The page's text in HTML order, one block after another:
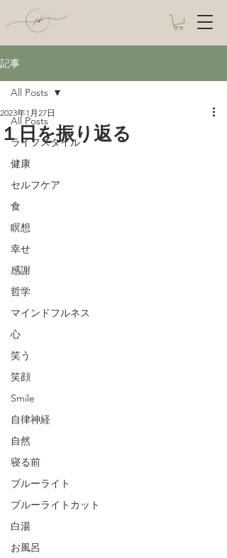
記事
All Posts
ライフスタイル
健康
セルフケア
食
瞑想
幸せ
感謝
哲学
マインドフルネス
心
笑う
笑顔
Smile
自律神経
自然
寝る前
ブルーライト
ブルーライトカット
白湯
お風呂
All Posts
１日を振り返る
2023年1月27日